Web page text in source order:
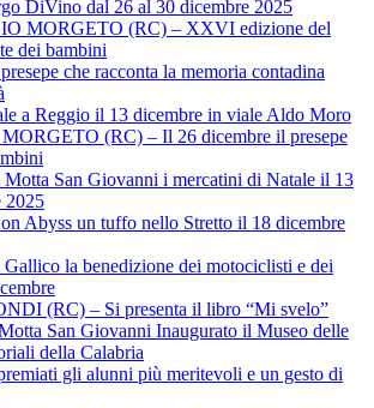
DiVino dal 26 al 30 dicembre 2025
MORGETO (RC) – XXVI edizione del
dei bambini
che racconta la memoria contadina
a Reggio il 13 dicembre in viale Aldo Moro
(RC) – Il 26 dicembre il presepe
San Giovanni i mercatini di Natale il 13
2025
Abyss un tuffo nello Stretto il 18 dicembre
la benedizione dei motociclisti e dei
(RC) – Si presenta il libro “Mi svelo”
San Giovanni Inaugurato il Museo delle
della Calabria
gli alunni più meritevoli e un gesto di